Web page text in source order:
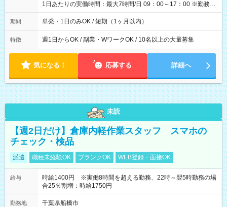
1日あたりの実働時間：最大7時間/日 09：00～17：00 ※勤務時
間は 試験により異なります。
期間 単発・1日のみOK / 短期（1ヶ月以内）
特徴 週1日からOK / 副業・WワークOK / 10名以上の大量募集
気になる！ 応募する 詳細へ
未読
【週2日だけ】倉庫内軽作業スタッフ スマホの
チェック・検品
派遣 職種未経験OK ブランクOK WEB登録・面接OK
給与
時給1400円 ※実働8時間を超える勤務、22時～翌5時勤務の場
合25％割増：時給1750円
勤務地
千葉県船橋市